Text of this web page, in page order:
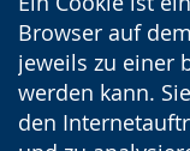
Browser auf
jeweils zu einer
werden kann.
den